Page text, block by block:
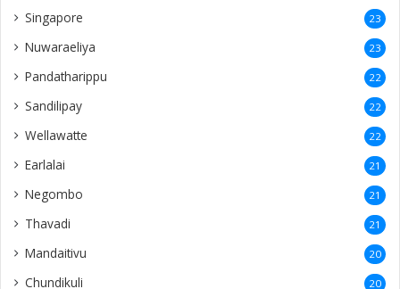
Singapore 23
Nuwaraeliya 23
Pandatharippu 22
Sandilipay 22
Wellawatte 22
Earlalai 21
Negombo 21
Thavadi 21
Mandaitivu 20
Chundikuli 20